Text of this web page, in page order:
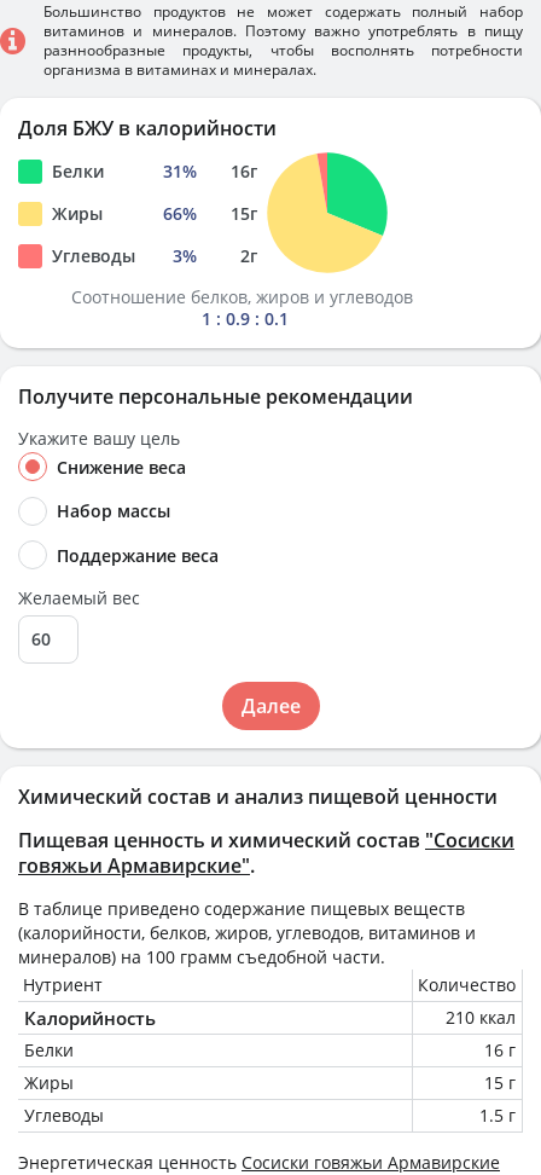
Химический состав и анализ пищевой ценности
Пищевая ценность и химический состав "Сосиски
говяжьи Армавирские".
В таблице приведено содержание пищевых веществ
(калорийности, белков, жиров, углеводов, витаминов и
минералов) на 100 грамм съедобной части.
Нутриент
Количество
Калорийность
210 ккал
Белки
16 г
Жиры
15 г
Углеводы
1.5 г
Энергетическая ценность Сосиски говяжьи Армавирские
Большинство продуктов не может содержать полный набор
витаминов и минералов. Поэтому важно употреблять в пищу
разннообразные продукты, чтобы восполнять потребности
организма в витаминах и минералах.
Доля БЖУ в калорийности
Белки 31% 16г
Жиры
66% 15г
Углеводы
3% 2г
Соотношение белков, жиров и углеводов
1 : 0.9 : 0.1
Получите персональные рекомендации
Укажите вашу цель
Снижение веса
Набор массы
Поддержание веса
Желаемый вес
Далее